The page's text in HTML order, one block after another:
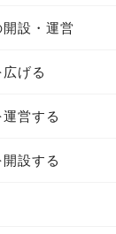
設・運営
げる
営する
設する